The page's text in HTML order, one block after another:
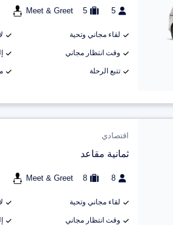
5
5
Meet & Greet
لقاء مجاني وتحية
وقت انتظار مجاني
تتبع الرحلة
اقتصادي
ثمانية مقاعد
8
8
Meet & Greet
لقاء مجاني وتحية
وقت انتظار مجاني